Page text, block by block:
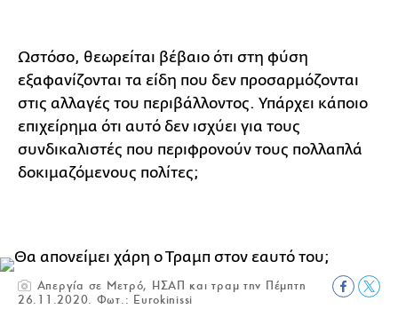
Ωστόσο, θεωρείται βέβαιο ότι στη φύση
εξαφανίζονται τα είδη που δεν προσαρμόζονται
στις αλλαγές του περιβάλλοντος. Υπάρχει κάποιο
επιχείρημα ότι αυτό δεν ισχύει για τους
συνδικαλιστές που περιφρονούν τους πολλαπλά
δοκιμαζόμενους πολίτες;
Απεργία σε Μετρό, ΗΣΑΠ και τραμ την Πέμπτη
26.11.2020. Φωτ.: Eurokinissi